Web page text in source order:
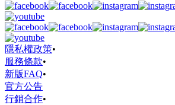
隱私權政策•
服務條款•
新版FAQ•
官方公告
行銷合作•